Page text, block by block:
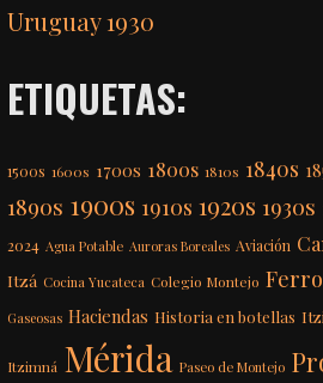
Uruguay 1930
ETIQUETAS:
1500s 1600s 1700s 1800s 1810s 1840s
1890s 1900s 1910s 1920s 1930s
2024 Agua Potable Auroras Boreales Aviación
Itzá Cocina Yucateca Colegio Montejo
Gaseosas Haciendas Historia en botellas
Itzimná Mérida Paseo de Montejo